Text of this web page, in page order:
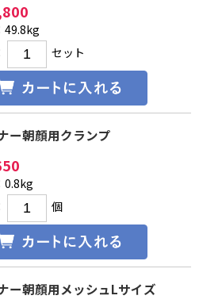
49.8kg
セット
ー朝顔用クランプ
0.8kg
個
ー朝顔用メッシュLサイズ